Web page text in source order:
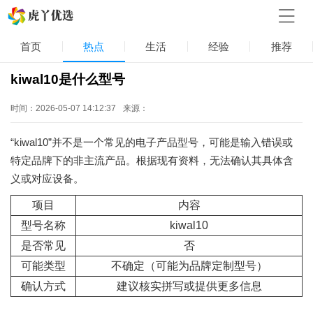
首页 热点 生活 经验 推荐
kiwal10是什么型号
时间：2026-05-07 14:12:37 来源：
“kiwal10”并不是一个常见的电子产品型号，可能是输入错误或
特定品牌下的非主流产品。根据现有资料，无法确认其具体含
义或对应设备。
项目
内容
型号名称
kiwal10
是否常见
否
可能类型
不确定（可能为品牌定制型号）
确认方式
建议核实拼写或提供更多信息